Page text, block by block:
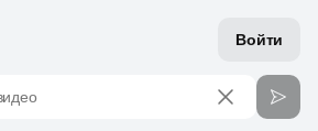
Войти